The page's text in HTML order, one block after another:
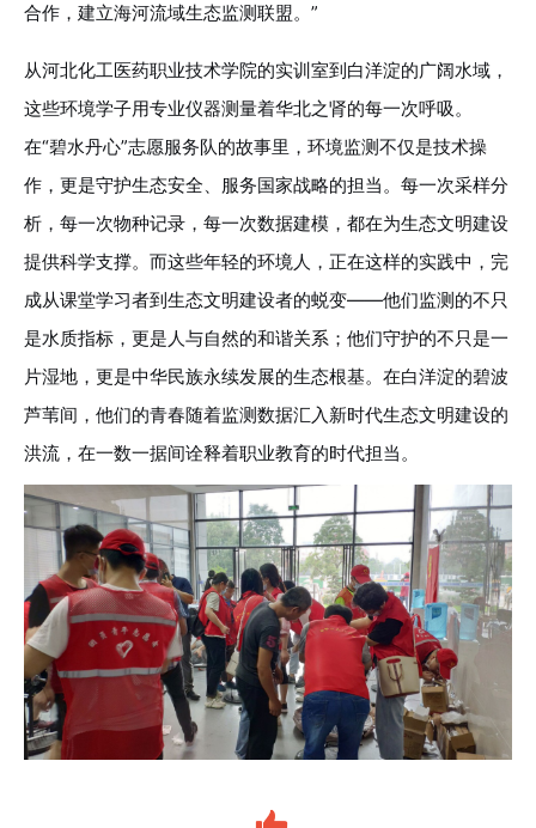
合作，建立海河流域生态监测联盟。”
从河北化工医药职业技术学院的实训室到白洋淀的广阔水域，
这些环境学子用专业仪器测量着华北之肾的每一次呼吸。
在“碧水丹心”志愿服务队的故事里，环境监测不仅是技术操
作，更是守护生态安全、服务国家战略的担当。每一次采样分
析，每一次物种记录，每一次数据建模，都在为生态文明建设
提供科学支撑。而这些年轻的环境人，正在这样的实践中，完
成从课堂学习者到生态文明建设者的蜕变——他们监测的不只
是水质指标，更是人与自然的和谐关系；他们守护的不只是一
片湿地，更是中华民族永续发展的生态根基。在白洋淀的碧波
芦苇间，他们的青春随着监测数据汇入新时代生态文明建设的
洪流，在一数一据间诠释着职业教育的时代担当。